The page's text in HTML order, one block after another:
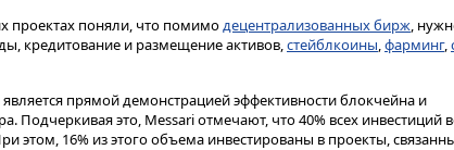
проектах поняли, что помимодецентрализованных бирж,
кредитование и размещение активов,стейблкоины,фарминг,
прямой демонстрацией эффективности блокчейна и
Подчеркивая это, Messari отмечают, что 40% всех инвестиций
этом, 16% из этого объема инвестированы в проекты,